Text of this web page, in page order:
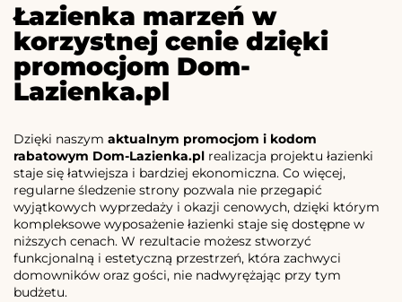
Łazienka marzeń w
korzystnej cenie dzięki
promocjom Dom-
Lazienka.pl
Dzięki naszym aktualnym promocjom i kodom
rabatowym Dom-Lazienka.pl realizacja projektu łazienki
staje się łatwiejsza i bardziej ekonomiczna. Co więcej,
regularne śledzenie strony pozwala nie przegapić
wyjątkowych wyprzedaży i okazji cenowych, dzięki którym
kompleksowe wyposażenie łazienki staje się dostępne w
niższych cenach. W rezultacie możesz stworzyć
funkcjonalną i estetyczną przestrzeń, która zachwyci
domowników oraz gości, nie nadwyrężając przy tym
budżetu.